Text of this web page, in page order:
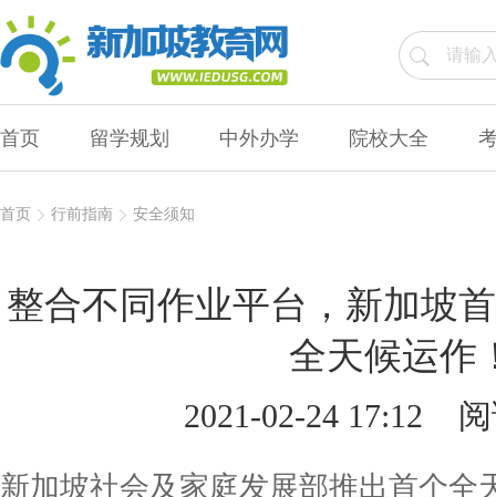
首页 留学规划 中外办学 院校大全
首页 行前指南 安全须知
整合不同作业平台，新加坡
全天候运作
2021-02-24 17:12
新加坡社会及家庭发展部推出首个全